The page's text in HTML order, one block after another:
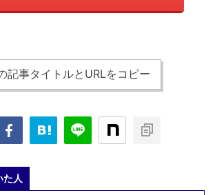
記事タイトルとURLをコピー
た人